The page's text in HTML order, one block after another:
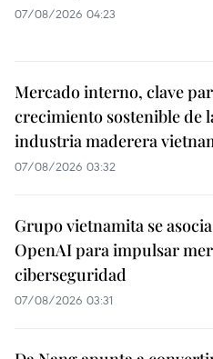
07/08/2026 04:23
Mercado interno, clave
crecimiento sostenible de
industria maderera
07/08/2026 03:32
Grupo vietnamita se
OpenAI para impulsar
ciberseguridad
07/08/2026 03:31